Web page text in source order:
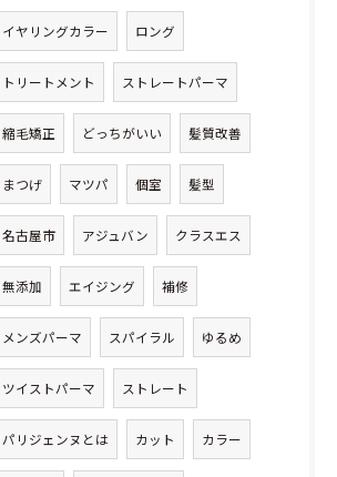
イヤリングカラー ロング
トリートメント ストレートパーマ
縮毛矯正 どっちがいい 髪質改善
まつげ マツパ 個室 髪型
名古屋市 アジュバン クラスエス
無添加 エイジング 補修
メンズパーマ スパイラル ゆるめ
ツイストパーマ ストレート
パリジェンヌとは カット カラー